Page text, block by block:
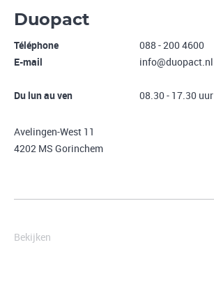
Duopact
Téléphone
088 - 200 4600
E-mail
info@duopact.nl
Du lun au ven 08.30 - 17.30 uur
Avelingen-West 11
4202 MS Gorinchem
Bekijken